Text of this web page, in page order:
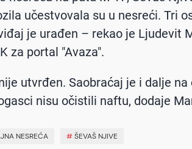
učestvovala su u nesreći. Tri
je urađen – rekao je Ljudevit
za portal "Avaza".
utvrđen. Saobraćaj je i dalje na
nisu očistili naftu, dodaje
NESREĆA #ŠEVAŠ NJIVE